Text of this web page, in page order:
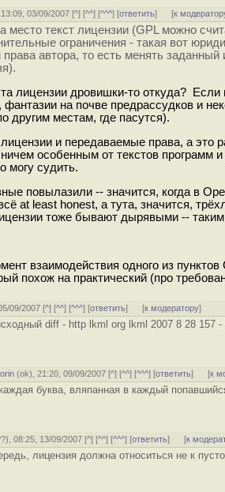
03/09/2007 [^] [^^] [^^^] [ответить] [к
место текст лицензии (GPL можно
ограничения - такая вот
автора, то есть менять заданный
лицензии дровишки-то откуда?
фантазии на почве предрассудков и
другим местам, где пасутся).
и передаваемые права, а это
особенным от текстов программ
могу судить.
повылазили -- значится, когда в
at least honest, а тута, значится,
тоже бывают дырявыми --
взаимодействия одного из
похож на практический (про
09/2007 [^] [^^] [^^^] [ответить] [к модератору]
diff - http lkml org lkml 2007 8 28 157 -
(ok), 21:20, 09/09/2007 [^] [^^] [^^^] [ответить] [к
буква, вляпанная в каждый
), 08:25, 13/09/2007 [^] [^^] [^^^] [ответить] [к
лицензия должна относиться не к